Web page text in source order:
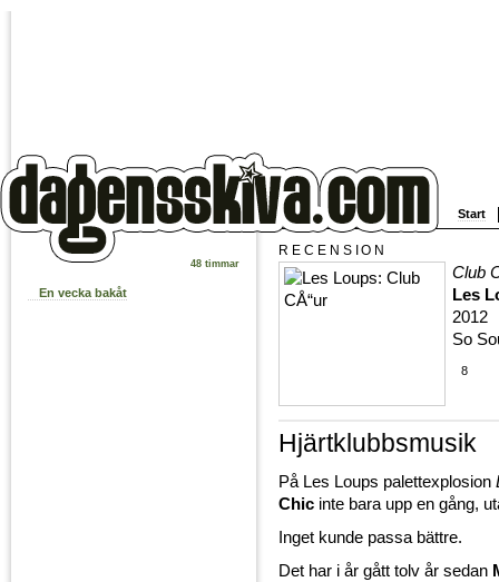
Start
48 timmar
En vecka bakåt
RECENSION
Club
Les
2012
So
8
Hjärtklubbsmusik
På Les Loups palettexplosion
Chic inte bara upp en gång,
Inget kunde passa bättre.
Det har i år gått tolv år sedan